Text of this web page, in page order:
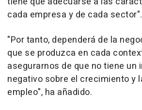
cada empresa y de cada sector".
"Por tanto, dependerá de la
que se produzca en cada
asegurarnos de que no tiene un
negativo sobre el crecimiento y
empleo", ha añadido.